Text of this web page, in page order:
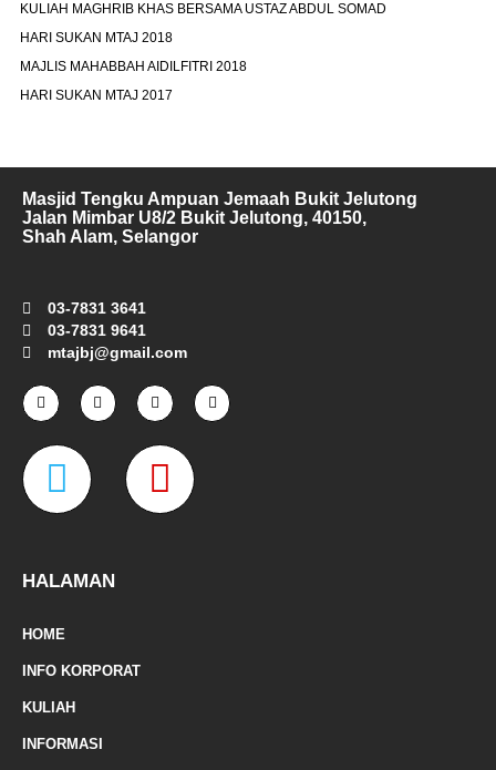
KULIAH MAGHRIB KHAS BERSAMA USTAZ ABDUL SOMAD
HARI SUKAN MTAJ 2018
MAJLIS MAHABBAH AIDILFITRI 2018
HARI SUKAN MTAJ 2017
Masjid Tengku Ampuan Jemaah Bukit Jelutong
Jalan Mimbar U8/2 Bukit Jelutong, 40150,
Shah Alam, Selangor
03-7831 3641
03-7831 9641
mtajbj@gmail.com
F
a
c
b
-
I
n
s
T
w
i
e
Y
o
u
W
a
e
M
a
HALAMAN
HOME
INFO KORPORAT
KULIAH
INFORMASI